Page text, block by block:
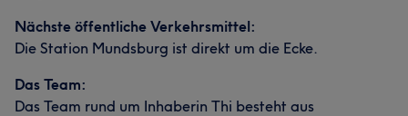
Nächste öffentliche Verkehrsmittel:
Die Station Mundsburg ist direkt um die Ecke.
Das Team:
Das Team rund um Inhaberin Thi besteht aus